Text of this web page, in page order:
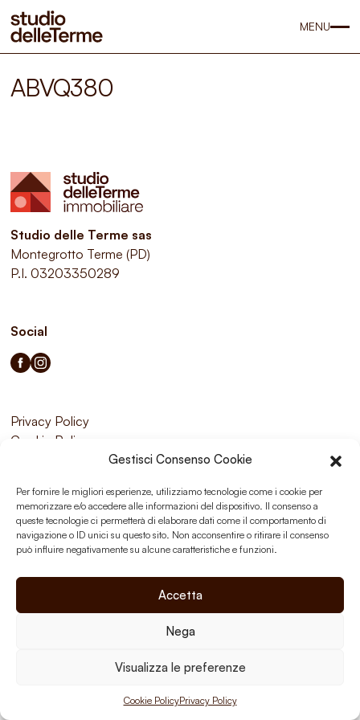
Gestisci Consenso Cookie
Per fornire le migliori esperienze, utilizziamo tecnologie come i cookie per
memorizzare e/o accedere alle informazioni del dispositivo. Il consenso a
queste tecnologie ci permetterà di elaborare dati come il comportamento di
navigazione o ID unici su questo sito. Non acconsentire o ritirare il consenso
può influire negativamente su alcune caratteristiche e funzioni.
Accetta
Nega
Visualizza le preferenze
Cookie PolicyPrivacy Policy
MENU
ABVQ380
Studio delle Terme sas
Montegrotto Terme (PD)
P.I. 03203350289
Social
Privacy Policy
Cookie Policy